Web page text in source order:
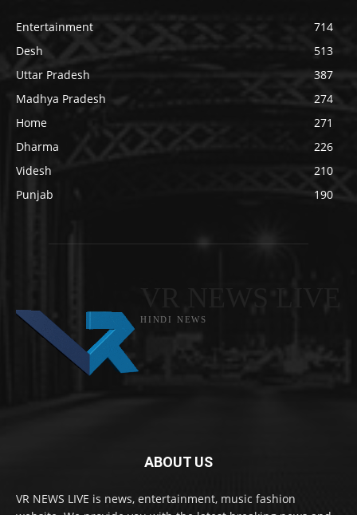
Entertainment
714
Desh
513
Uttar Pradesh
387
Madhya Pradesh
274
Home
271
Dharma
226
Videsh
210
Punjab
190
HINDI NEWS
ABOUT US
VR NEWS LIVE is news, entertainment, music fashion